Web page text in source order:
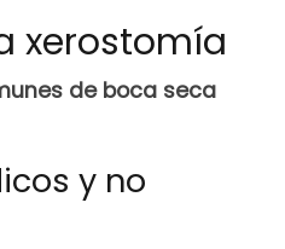
xerostomía
de boca seca
y no